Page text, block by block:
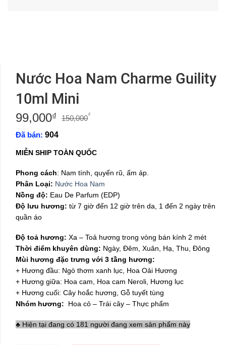
Nước Hoa Nam Charme Guility
10ml Mini
150,000₫
150,000₫.
99,000₫
là:
99,000₫.
Đã bán: 904
MIỄN SHIP TOÀN QUỐC
Phong cách: Nam tính, quyến rũ, ấm áp.
Phân Loại: Nước Hoa Nam
Nồng độ: Eau De Parfum (EDP)
Độ lưu hương: từ 7 giờ đến 12 giờ trên da, 1 đến 2 ngày trên
quần áo
Độ toả hương: Xa – Toả hương trong vòng bán kính 2 mét
Thời điểm khuyên dùng: Ngày, Đêm, Xuân, Hạ, Thu, Đông
Mùi hương đặc trưng với 3 tầng hương:
+ Hương đầu: Ngò thơm xanh lục, Hoa Oải Hương
+ Hương giữa: Hoa cam, Hoa cam Neroli, Hương lục
+ Hương cuối: Cây hoắc hương, Gỗ tuyết tùng
Nhóm hương:
Hoa cỏ – Trái cây – Thực phẩm
♣ Hiện tại đang có 181 người đang xem sản phẩm này